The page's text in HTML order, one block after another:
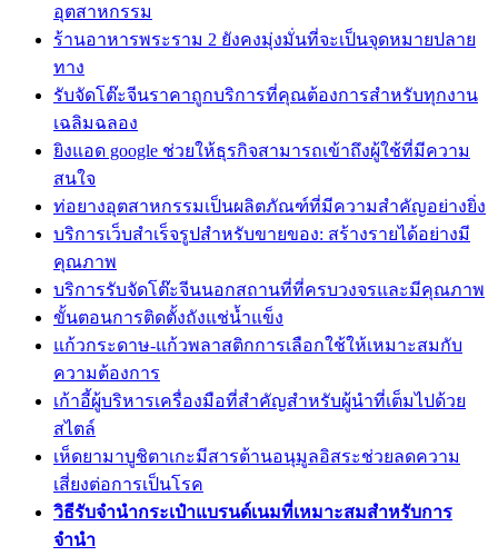
อุตสาหกรรม
ร้านอาหารพระราม 2 ยังคงมุ่งมั่นที่จะเป็นจุดหมายปลาย
ทาง
รับจัดโต๊ะจีนราคาถูกบริการที่คุณต้องการสำหรับทุกงาน
เฉลิมฉลอง
ยิงแอด google ช่วยให้ธุรกิจสามารถเข้าถึงผู้ใช้ที่มีความ
สนใจ
ท่อยางอุตสาหกรรมเป็นผลิตภัณฑ์ที่มีความสำคัญอย่างยิ่ง
บริการเว็บสำเร็จรูปสำหรับขายของ: สร้างรายได้อย่างมี
คุณภาพ
บริการรับจัดโต๊ะจีนนอกสถานที่ที่ครบวงจรและมีคุณภาพ
ขั้นตอนการติดตั้งถังแช่น้ำแข็ง
แก้วกระดาษ-แก้วพลาสติกการเลือกใช้ให้เหมาะสมกับ
ความต้องการ
เก้าอี้ผู้บริหารเครื่องมือที่สำคัญสำหรับผู้นำที่เต็มไปด้วย
สไตล์
เห็ดยามาบูชิตาเกะมีสารต้านอนุมูลอิสระช่วยลดความ
เสี่ยงต่อการเป็นโรค
วิธีรับจำนำกระเป๋าแบรนด์เนมที่เหมาะสมสำหรับการ
จำนำ